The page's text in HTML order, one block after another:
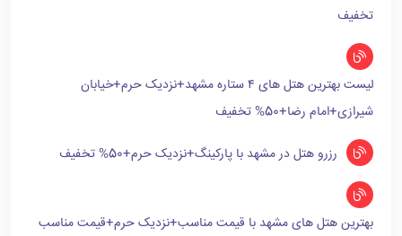
تخفیف
لیست بهترین هتل های ۴ ستاره مشهد+نزدیک حرم+خیابان
شیرازی+امام رضا+50% تخفیف
رزرو هتل در مشهد با پارکینگ+نزدیک حرم+50% تخفیف
بهترین هتل های مشهد با قیمت مناسب+نزدیک حرم+قیمت مناسب